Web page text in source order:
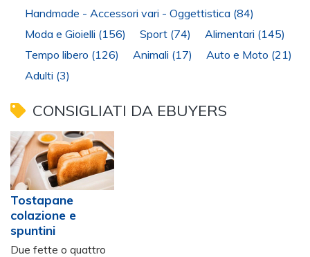
Handmade - Accessori vari - Oggettistica (84)
Moda e Gioielli (156) Sport (74) Alimentari (145)
Tempo libero (126) Animali (17) Auto e Moto (21)
Adulti (3)
CONSIGLIATI DA EBUYERS
Tostapane
colazione e
spuntini
Due fette o quattro